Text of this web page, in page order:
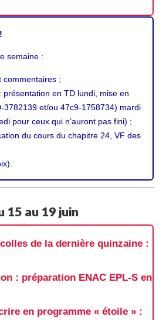
semaine :
commentaires ;
présentation en TD lundi, mise en
et/ou 47c9-1758734) mardi
pour ceux qui n’auront pas fini) ;
du cours du chapitre 24, VF des
15 au 19 juin
de la dernière quinzaine :
: préparation ENAC EPL-S en
en programme « étoile » :